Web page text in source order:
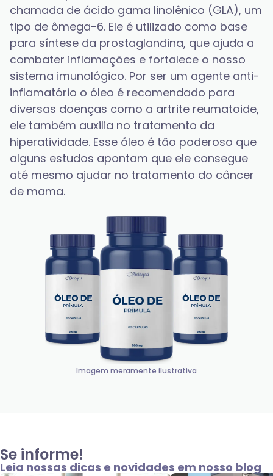
chamada de ácido gama linolênico (GLA), um
tipo de ômega-6. Ele é utilizado como base
para síntese da prostaglandina, que ajuda a
combater inflamações e fortalece o nosso
sistema imunológico. Por ser um agente anti-
inflamatório o óleo é recomendado para
diversas doenças como a artrite reumatoide,
ele também auxilia no tratamento da
hiperatividade. Esse óleo é tão poderoso que
alguns estudos apontam que ele consegue
até mesmo ajudar no tratamento do câncer
de mama.
Imagem meramente ilustrativa
Se informe!
Leia nossas dicas e novidades em nosso blog